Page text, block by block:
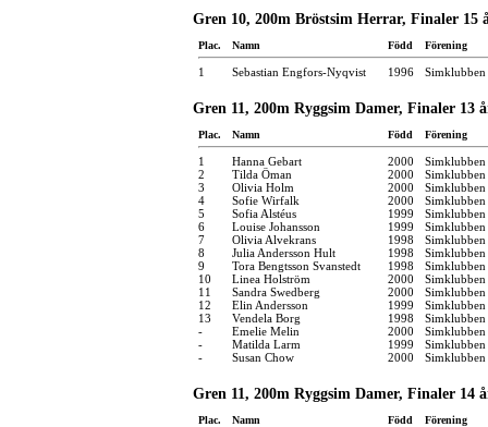
Gren 10, 200m Bröstsim Herrar, Finaler 15
Plac. Namn Född Förening
1 Sebastian Engfors-Nyqvist 1996
Gren 11, 200m Ryggsim Damer, Finaler 13
Plac. Namn Född Förening
1 Hanna Gebart 2000
Simklubben
2
Tilda Öman 2000
3
Olivia Holm 2000
Simklubben
4
Sofie Wirfalk 2000
5
Sofia Alstéus 1999
6
Louise Johansson 1999
7
Olivia Alvekrans 1998
8
Julia Andersson Hult 1998
Simklubben
9
Tora Bengtsson Svanstedt 1998
10
Linea Holström 2000
11
Sandra Swedberg 2000
12
Elin Andersson 1999
Simklubben
13
Vendela Borg 1998
Simklubben
-
Emelie Melin 2000
-
Matilda Larm 1999
Simklubben
-
Susan Chow 2000
Gren 11, 200m Ryggsim Damer, Finaler 14
Plac. Namn Född Förening